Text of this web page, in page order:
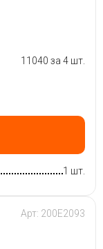
11040 за 4 шт.
1 шт.
Арт: 200E2093